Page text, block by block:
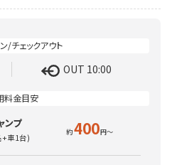
OUT 10:00
ンプ
+車1台) 400